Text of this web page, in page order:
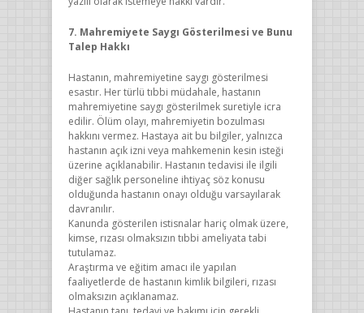
7. Mahremiyete Saygı Gösterilmesi ve Bunu
Talep Hakkı
Hastanın, mahremiyetine saygı gösterilmesi
esastır. Her türlü tıbbi müdahale, hastanın
mahremiyetine saygı gösterilmek suretiyle icra
edilir. Ölüm olayı, mahremiyetin bozulması
hakkını vermez. Hastaya ait bu bilgiler, yalnızca
hastanın açık izni veya mahkemenin kesin isteği
üzerine açıklanabilir. Hastanın tedavisi ile ilgili
diğer sağlık personeline ihtiyaç söz konusu
olduğunda hastanın onayı olduğu varsayılarak
davranılır.
Kanunda gösterilen istisnalar hariç olmak üzere,
kimse, rızası olmaksızın tıbbi ameliyata tabi
tutulamaz.
Araştırma ve eğitim amacı ile yapılan
faaliyetlerde de hastanın kimlik bilgileri, rızası
olmaksızın açıklanamaz.